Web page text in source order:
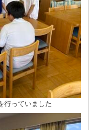
行っていました